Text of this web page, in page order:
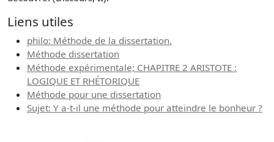
Liens utiles
philo: Méthode de la dissertation.
Méthode dissertation
Méthode expérimentale; CHAPITRE 2 ARISTOTE :
LOGIQUE ET RHÉTORIQUE
Méthode pour une dissertation
Sujet: Y a-t-il une méthode pour atteindre le bonheur ?